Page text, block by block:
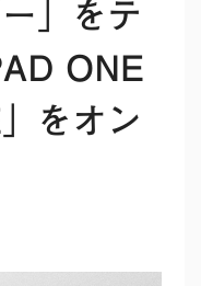
」をテ
ONE
をオン